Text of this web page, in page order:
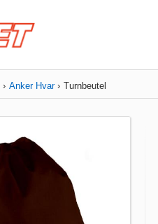
Anker Hvar Turnbeutel